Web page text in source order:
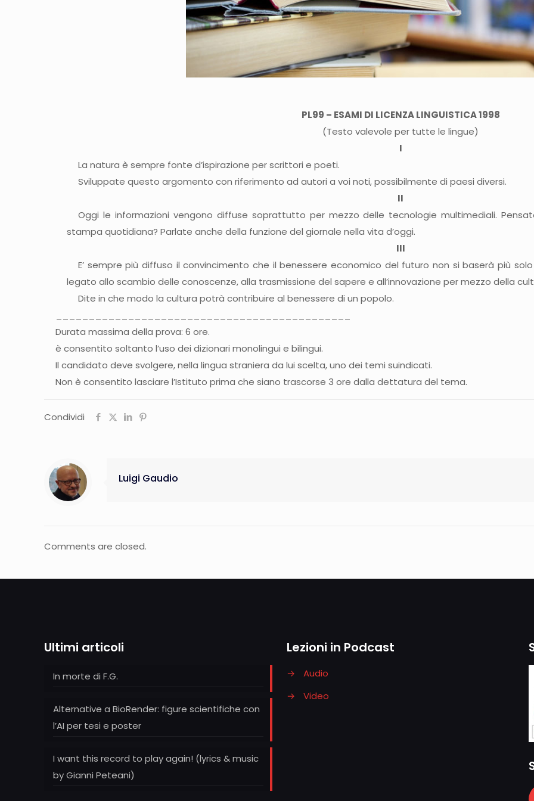
PL99 – ESAMI DI LICENZA LINGUISTICA 1998
(Testo valevole per tutte le lingue)
I
La natura è sempre fonte d’ispirazione per scrittori e poeti.
Sviluppate questo argomento con riferimento ad autori a voi noti, possibilmente di paesi diversi.
II
Oggi le informazioni vengono diffuse soprattutto per mezzo delle tecnologie multimediali.
stampa quotidiana? Parlate anche della funzione del giornale nella vita d’oggi.
III
E’ sempre più diffuso il convincimento che il benessere economico del futuro non si baserà più
legato allo scambio delle conoscenze, alla trasmissione del sapere e all’innovazione per mezzo della
Dite in che modo la cultura potrà contribuire al benessere di un popolo.
Durata massima della prova: 6 ore.
è consentito soltanto l’uso dei dizionari monolingui e bilingui.
Il candidato deve svolgere, nella lingua straniera da lui scelta, uno dei temi suindicati.
Non è consentito lasciare l’Istituto prima che siano trascorse 3 ore dalla dettatura del tema.
Condividi
Luigi Gaudio
Comments are closed.
Ultimi articoli
In morte di F.G.
Alternative a BioRender: figure scientifiche con
l’AI per tesi e poster
I want this record to play again! (lyrics & music
by Gianni Peteani)
Lezioni in Podcast
→
Audio
→
Video